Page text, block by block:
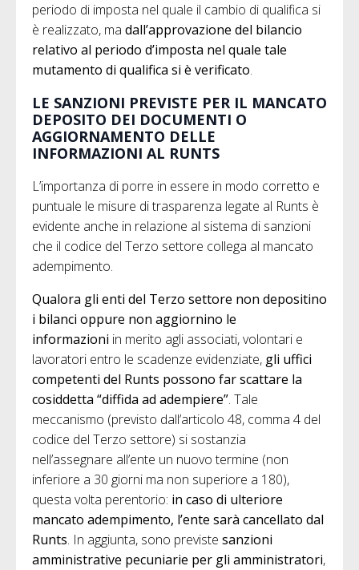
periodo di imposta nel quale il cambio di qualifica si
è realizzato, ma dall’approvazione del bilancio
relativo al periodo d’imposta nel quale tale
mutamento di qualifica si è verificato.
LE SANZIONI PREVISTE PER IL MANCATO
DEPOSITO DEI DOCUMENTI O
AGGIORNAMENTO DELLE
INFORMAZIONI AL RUNTS
L’importanza di porre in essere in modo corretto e
puntuale le misure di trasparenza legate al Runts è
evidente anche in relazione al sistema di sanzioni
che il codice del Terzo settore collega al mancato
adempimento.
Qualora gli enti del Terzo settore non depositino
i bilanci oppure non aggiornino le
informazioni in merito agli associati, volontari e
lavoratori entro le scadenze evidenziate, gli uffici
competenti del Runts possono far scattare la
cosiddetta “diffida ad adempiere”. Tale
meccanismo (previsto dall’articolo 48, comma 4 del
codice del Terzo settore) si sostanzia
nell’assegnare all’ente un nuovo termine (non
inferiore a 30 giorni ma non superiore a 180),
questa volta perentorio: in caso di ulteriore
mancato adempimento, l’ente sarà cancellato dal
Runts. In aggiunta, sono previste sanzioni
amministrative pecuniarie per gli amministratori,